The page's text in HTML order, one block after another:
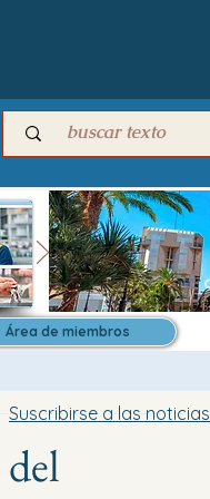
Área de miembros
Suscribirse a las noticias